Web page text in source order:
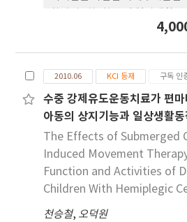
compared to VR therapy
extremity exercise (p<.05),
increase in the MFT was
with CIF compared with
upper extremity exercise
significant increase in both
(AOU) (p<.05) and quality
(QOM) (p<.05) on the MAL
compared with VR therapy
extremity exercise,
미치는지 알아보고 자 하였다.
하였다. 기초선 측정은 대상자 1
회 그리고 대상자 3이 10회였
자 1이 14회, 대상자 2가 11회
였다. 치료중재는 대상자 1이 14
그 리고 대상자 3이 8회였다. 밀
가는 밀기 증후 척도, 일상생활
여 바델지 수 및 실험 전∙후 대칭
하기 위하여 근전도기로 양측
측정하였다. 결과 : 시각되먹임
2010.06 KCI 등재 구독 인
수중 강제유도운동치료가 편마
아동의 상지기능과 일상생활
The Effects of Submerged
Induced Movement
Function and Activities of
Children With Hemiplegic
천승철, 오덕원